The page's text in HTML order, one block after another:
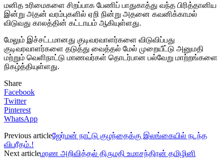
மனித உரிமைகளை சிறப்பாக பேணிப் பாதுகாத்து வந்த பிரித்தானிய
இன்று அதன் வரம்புகளில் ஏறி நின்று அதனை கவனிக்காமல்
விடுவது காலத்தின் கட்டாயம் ஆகியுள்ளது.
மேலும் இச்சட்டமானது குடிவரவாளர்களை விடுவிப்பது
குடிவரவாளர்களை தடுத்து வைத்தல் மேல் முறையீட்டு அனுமதி
மற்றும் வெளிநாட்டு மாணவர்கள் தொடர்பான பல்வேறு மாற்றங்களை
நிகழ்த்தியுள்ளது.
Share
Facebook
Twitter
Pinterest
WhatsApp
Previous articleஜேர்மன் நாட்டு குழந்தைக்கு இலங்கையில் நடந்த
விபரீதம்.!
Next articleமரண அறிவித்தல் திருமதி உமாசந்திரன் தமிழினி